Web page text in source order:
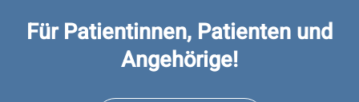
Für Patientinnen, Patienten und
Angehörige!